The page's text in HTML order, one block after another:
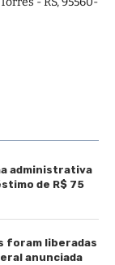
administrativa
de R$ 75
foram liberadas
anunciada